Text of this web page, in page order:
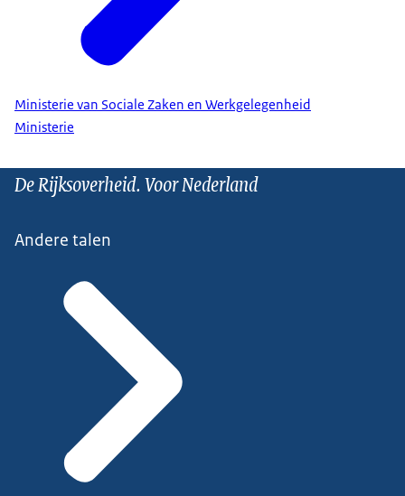
Ministerie van Sociale Zaken en Werkgelegenheid
Ministerie
De Rijksoverheid. Voor Nederland
Andere talen